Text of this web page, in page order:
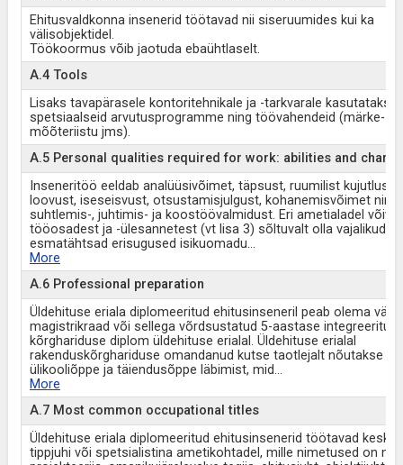
Ehitusvaldkonna insenerid töötavad nii siseruumides kui ka
välisobjektidel.
Töökoormus võib jaotuda ebaühtlaselt.
A.4 Tools
Lisaks tavapärasele kontoritehnikale ja -tarkvarale kasutatakse
spetsiaalseid arvutusprogramme ning töövahendeid (märke- ja
mõõteriistu jms).
A.5 Personal qualities required for work: abilities and
Inseneritöö eeldab analüüsivõimet, täpsust, ruumilist
loovust, iseseisvust, otsustamisjulgust, kohanemisvõimet ning
suhtlemis-, juhtimis- ja koostöövalmidust. Eri ametialadel
tööosadest ja -ülesannetest (vt lisa 3) sõltuvalt olla vajalikud
esmatähtsad erisugused isikuomadu...
More
A.6 Professional preparation
Üldehituse eriala diplomeeritud ehitusinseneril peab olema
magistrikraad või sellega võrdsustatud 5-aastase integreeritud
kõrghariduse diplom üldehituse erialal. Üldehituse erialal
rakenduskõrghariduse omandanud kutse taotlejalt nõutakse
ülikooliõppe ja täiendusõppe läbimist, mid...
More
A.7 Most common occupational titles
Üldehituse eriala diplomeeritud ehitusinsenerid töötavad
tippjuhi või spetsialistina ametikohtadel, mille nimetused on